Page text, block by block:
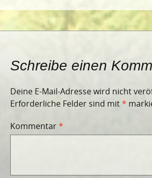
Schreibe einen
Deine E-Mail-Adresse wird nicht
Erforderliche Felder sind mit*
Kommentar*